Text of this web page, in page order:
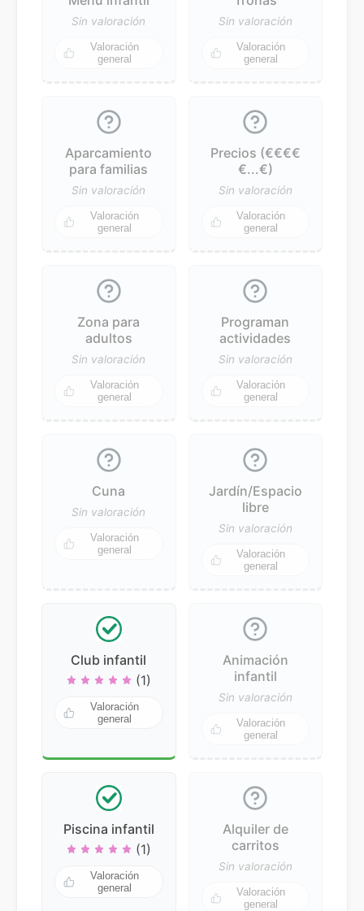
Sin valoración
Valoración
general
Sin valoración
Valoración
general
Aparcamiento
para familias
Sin valoración
Valoración
general
Precios (€€€€
€...€)
Sin valoración
Valoración
general
Zona para
adultos
Sin valoración
Valoración
general
Programan
actividades
Sin valoración
Valoración
general
Cuna
Sin valoración
Valoración
general
Jardín/Espacio
libre
Sin valoración
Valoración
general
Club infantil
(1)
Valoración
general
Animación
infantil
Sin valoración
Valoración
general
Piscina infantil
(1)
Valoración
general
Alquiler de
carritos
Sin valoración
Valoración
general